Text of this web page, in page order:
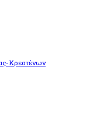
Κρεστένων